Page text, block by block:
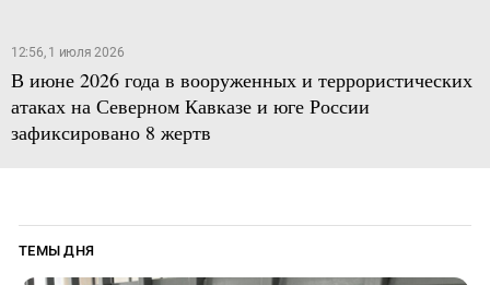
12:56, 1 июля 2026
В июне 2026 года в вооруженных и террористических
атаках на Северном Кавказе и юге России
зафиксировано 8 жертв
ТЕМЫ ДНЯ